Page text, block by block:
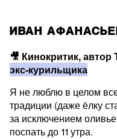
ИВАН
🎥 Кинокритик, автор
экс-курильщика
Я не люблю в целом
традиции (даже ёлку
за исключением
поспать до 11 утра.